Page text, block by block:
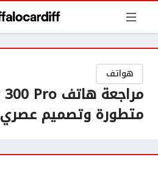
هواتف
متطورة وتصميم عصري